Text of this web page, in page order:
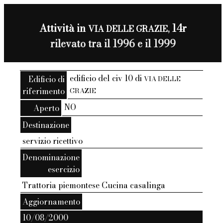
Attività inVIA DELLE GRAZIE,14r
rilevato tra il 1996 e il 1999
Edificio di
riferimento
edificio del civ 10 diVIA DELLE
GRAZIE
Aperto NO
Destinazione
servizio ricettivo
Denominazione
esercizio
Trattoria piemontese Cucina casalinga
Aggiornamento
10/08/2000